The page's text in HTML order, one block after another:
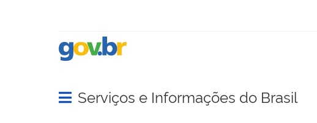
Abrir menu principal de navegação
Serviços e Informações do Brasil